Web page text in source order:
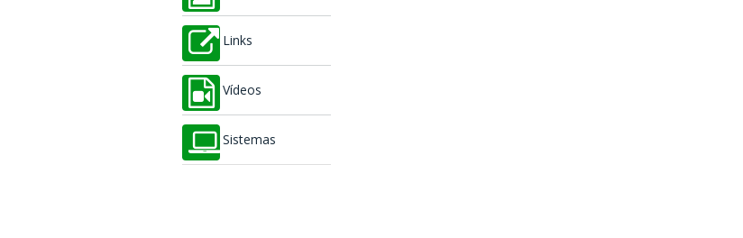
Links
Vídeos
Sistemas